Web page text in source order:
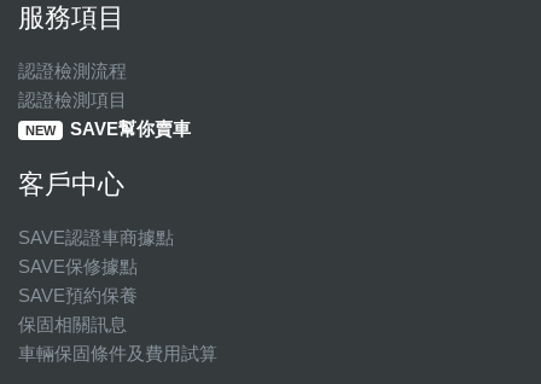
服務項目
認證檢測流程
認證檢測項目
NEW SAVE幫你賣車
客戶中心
SAVE認證車商據點
SAVE保修據點
SAVE預約保養
保固相關訊息
車輛保固條件及費用試算